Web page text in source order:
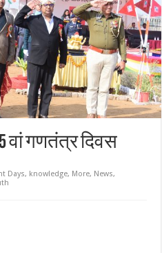
वां गणतंत्र दिवस
Days, knowledge, More, News,